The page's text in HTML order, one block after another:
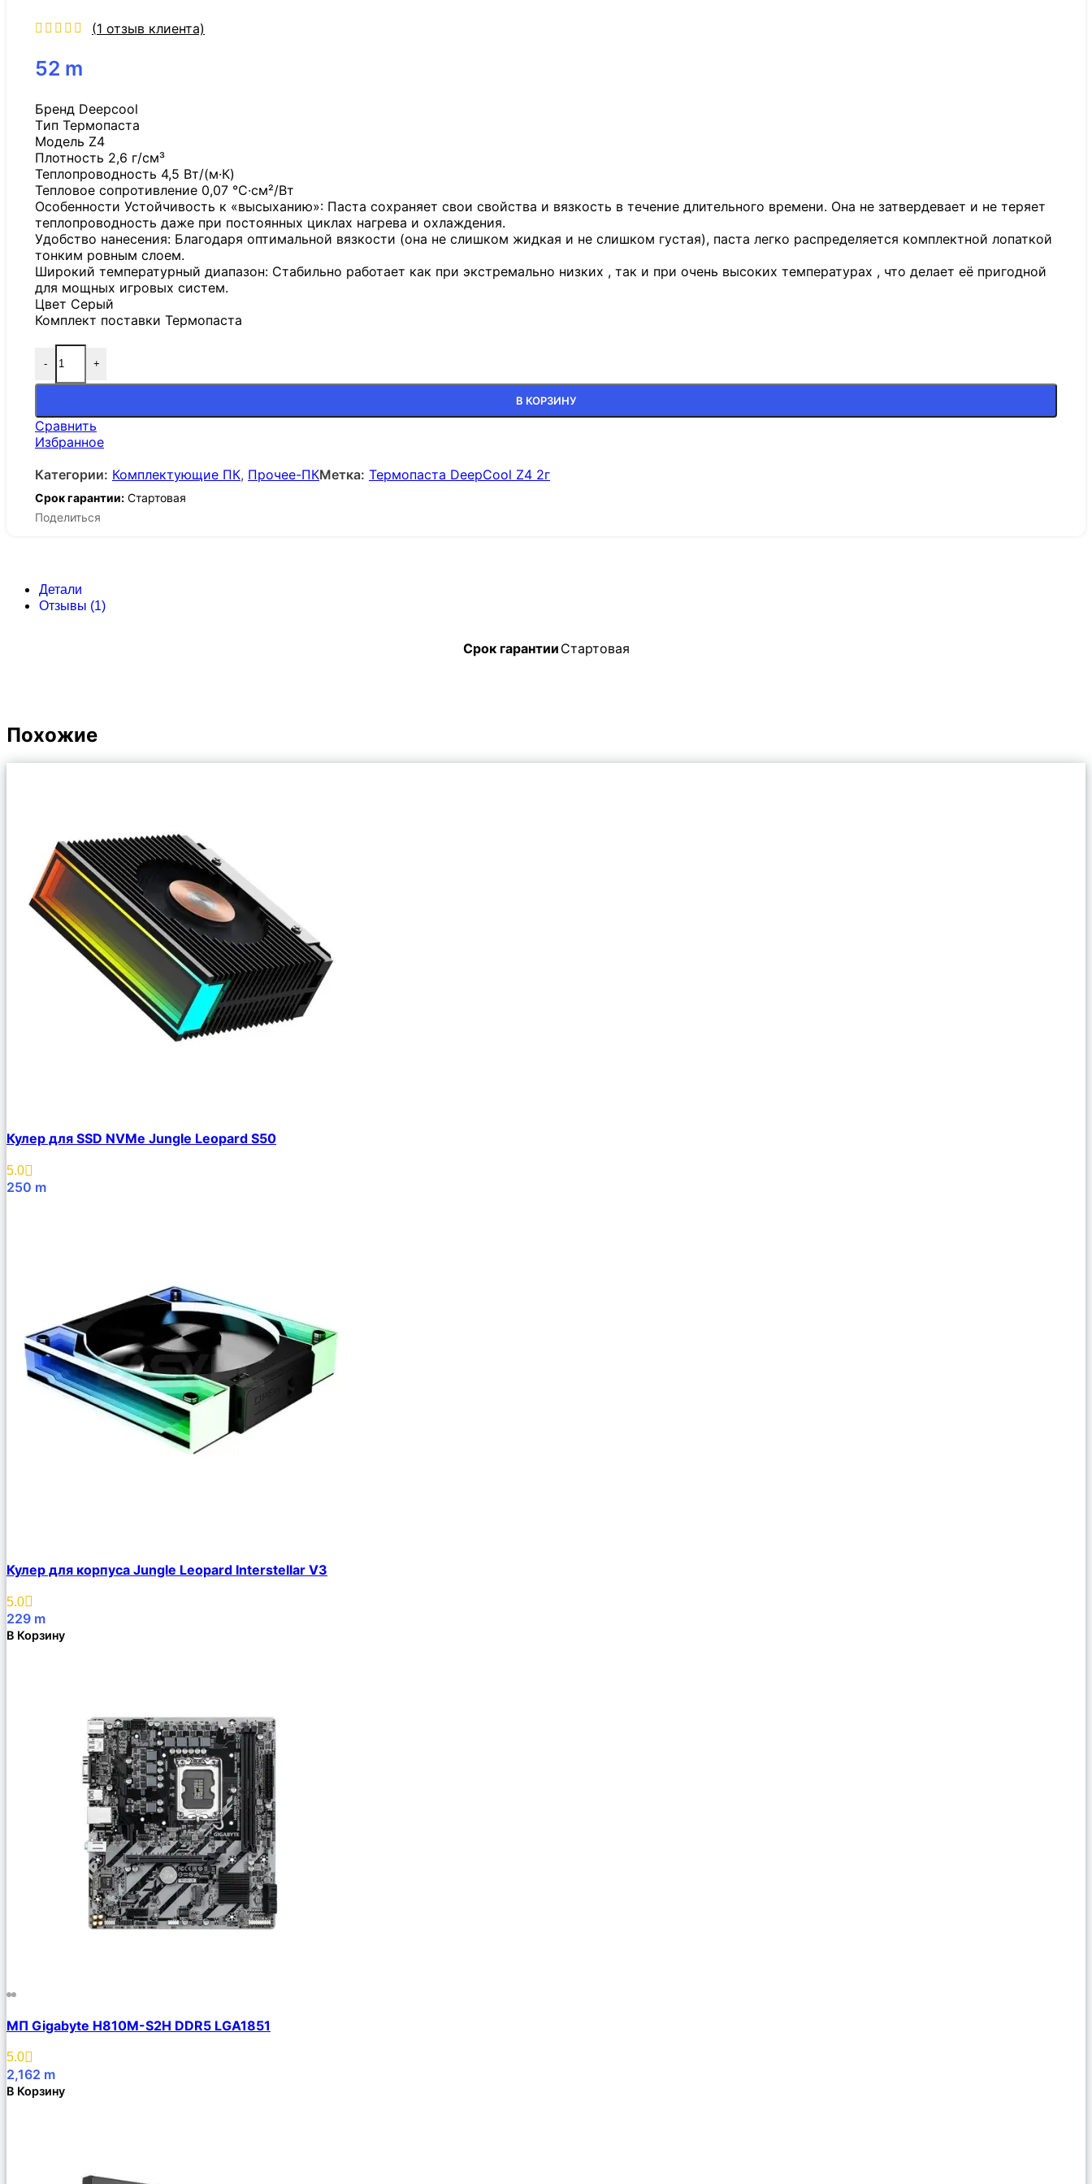
(1 отзыв клиента)
52 m
Бренд Deepcool
Tип Термопаста
Модель Z4
Плотность 2,6 г/см³
Теплопроводность 4,5 Вт/(м·К)
Тепловое сопротивление 0,07 °C·см²/Вт
Особенности Устойчивость к «высыханию»: Паста сохраняет свои свойства и вязкость в течение длительного времени. Она не затвердевает и не теряет
теплопроводность даже при постоянных циклах нагрева и охлаждения.
Удобство нанесения: Благодаря оптимальной вязкости (она не слишком жидкая и не слишком густая), паста легко распределяется комплектной лопаткой
тонким ровным слоем.
Широкий температурный диапазон: Стабильно работает как при экстремально низких , так и при очень высоких температурах , что делает её пригодной
для мощных игровых систем.
Цвет Серый
Комплект поставки Термопаста
- +
В КОРЗИНУ
Сравнить
Избранное
Категории: Комплектующие ПК, Прочее-ПКМетка: Термопаста DeepCool Z4 2г
Срок гарантии: Стартовая
Поделиться
Детали
Отзывы (1)
Срок гарантии Стартовая
Похожие
Кулер для SSD NVMe Jungle Leopard S50
5.0
250 m
Кулер для корпуса Jungle Leopard Interstellar V3
5.0
229 m
В Корзину
МП Gigabyte H810M-S2H DDR5 LGA1851
5.0
2,162 m
В Корзину